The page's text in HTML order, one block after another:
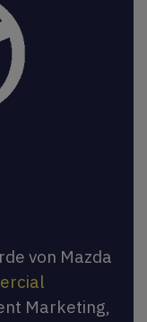
von Mazda
Marketing,